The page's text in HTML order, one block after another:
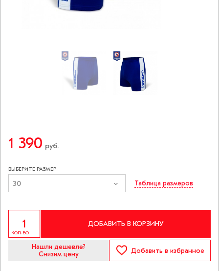
1 390 руб.
ВЫБЕРИТЕ РАЗМЕР
30 Таблица размеров
КОЛ-ВО
ДОБАВИТЬ В КОРЗИНУ
Нашли дешевле?
Снизим цену
Добавить в избранное